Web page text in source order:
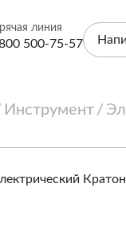
линия
500-75-57
Инструмент